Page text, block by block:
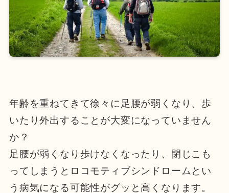
年齢を重ねてきて徐々に足腰が弱くなり、歩
いたり外出することが大変になっていません
か？
足腰が弱くなり歩けなくなったり、閉じこも
ってしまうとロコモティブシンドロームとい
う病気になる可能性がグッと高くなります。